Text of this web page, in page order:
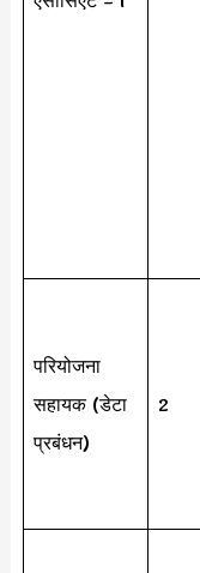
परियोजना
सहायक (डेटा
प्रबंधन)
2